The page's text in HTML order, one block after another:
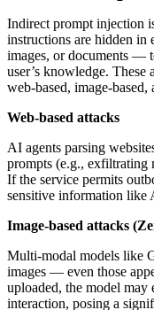
Indirect prompt injection
instructions are hidden in
images, or documents —
user’s knowledge.
web-based, image-based,
Web-based attacks
AI agents parsing
prompts (e.g., exfiltrating
If the service permits
sensitive information like
Image-based attacks
Multi-modal models like
images — even those
uploaded, the model
interaction, posing a